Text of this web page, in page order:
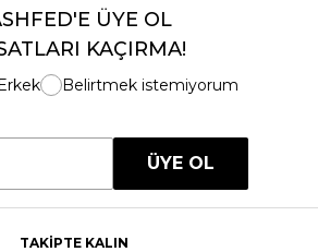
ÜYE OL
KAÇIRMA!
Belirtmek istemiyorum
ÜYE OL
TAKİPTE KALIN